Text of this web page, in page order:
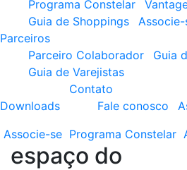
Programa Constelar
Guia de Shoppings
Associe-
Parceiros
Parceiro Colaborador
Guia
Guia de Varejistas
Downloads
Contato
Fale conosco
Associe-se Programa Constelar
espaço do